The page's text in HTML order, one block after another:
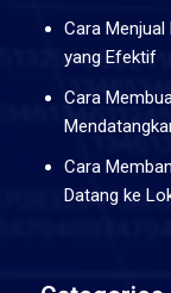
Cara Menjual
yang Efektif
Cara
Cara
Datang ke